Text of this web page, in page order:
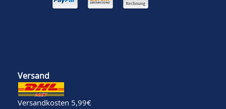
Versand
Versandkosten 5,99€